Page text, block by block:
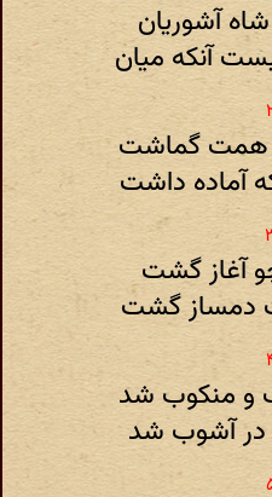
آشوریان
آنکه میان
همت گماشت
آماده داشت
آغاز گشت
دمساز گشت
و منکوب شد
آشوب شد